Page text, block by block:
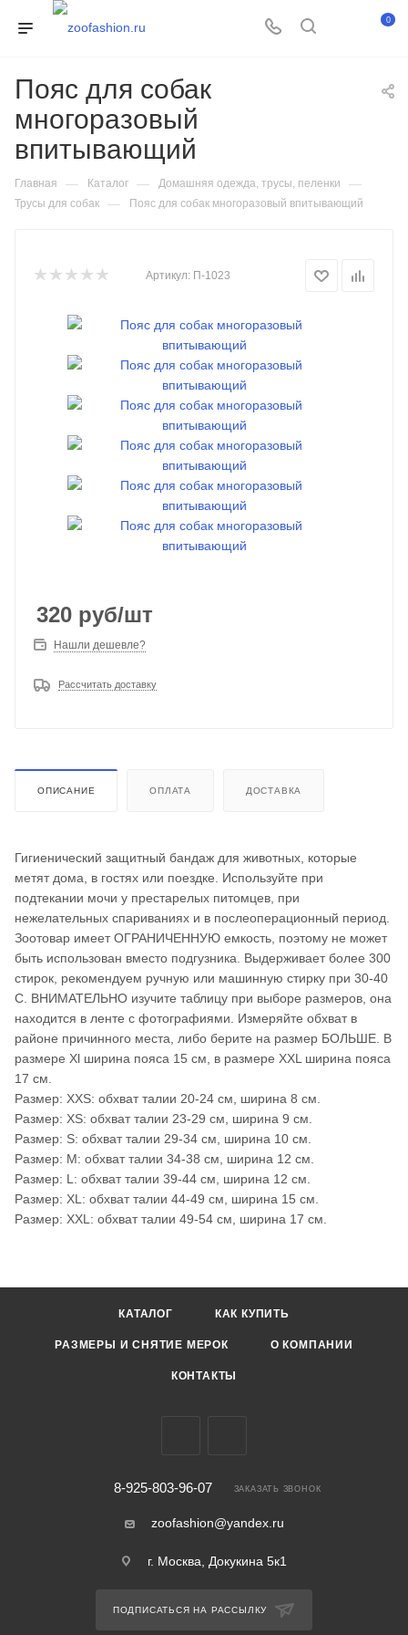
0
Пояс для собак
многоразовый
впитывающий
Главная — Каталог — Домашняя одежда, трусы, пеленки —
Трусы для собак — Пояс для собак многоразовый впитывающий
Артикул: П-1023
320 руб/шт
Нашли дешевле?
Рассчитать доставку
ОПИСАНИЕ ОПЛАТА ДОСТАВКА
Гигиенический защитный бандаж для животных, которые
метят дома, в гостях или поездке. Используйте при
подтекании мочи у престарелых питомцев, при
нежелательных спариваниях и в послеоперационный период.
Зоотовар имеет ОГРАНИЧЕННУЮ емкость, поэтому не может
быть использован вместо подгузника. Выдерживает более 300
стирок, рекомендуем ручную или машинную стирку при 30-40
С. ВНИМАТЕЛЬНО изучите таблицу при выборе размеров, она
находится в ленте с фотографиями. Измеряйте обхват в
районе причинного места, либо берите на размер БОЛЬШЕ. В
размере Xl ширина пояса 15 см, в размере XXL ширина пояса
17 см.
Размер: XXS: обхват талии 20-24 см, ширина 8 см.
Размер: XS: обхват талии 23-29 см, ширина 9 см.
Размер: S: обхват талии 29-34 см, ширина 10 см.
Размер: M: обхват талии 34-38 см, ширина 12 см.
Размер: L: обхват талии 39-44 см, ширина 12 см.
Размер: XL: обхват талии 44-49 см, ширина 15 см.
Размер: XXL: обхват талии 49-54 см, ширина 17 см.
КАТАЛОГ КАК КУПИТЬ
РАЗМЕРЫ И СНЯТИЕ МЕРОК О КОМПАНИИ
КОНТАКТЫ
8-925-803-96-07 ЗАКАЗАТЬ ЗВОНОК
zoofashion@yandex.ru
г. Москва, Докукина 5к1
ПОДПИСАТЬСЯ НА РАССЫЛКУ